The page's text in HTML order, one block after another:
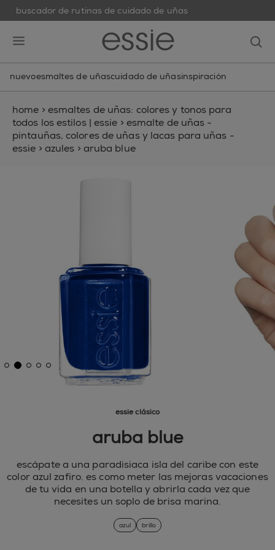
buscador de rutinas de cuidado de uñas
nuevoesmaltes de uñascuidado de uñasinspiración
home > esmaltes de uñas: colores y tonos para
todos los estilos | essie > esmalte de uñas -
pintauñas, colores de uñas y lacas para uñas -
essie > azules > aruba blue
essie clásico
aruba blue
escápate a una paradisiaca isla del caribe con este
color azul zafiro. es como meter las mejoras vacaciones
de tu vida en una botella y abrirla cada vez que
necesites un soplo de brisa marina.
azul brillo